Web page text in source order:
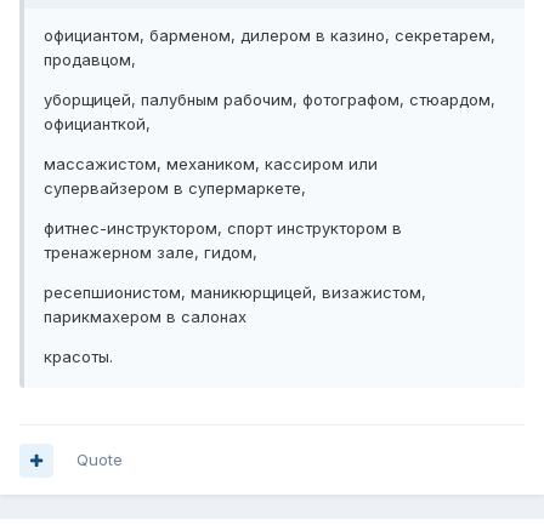
официантом, барменом, дилером в казино, секретарем,
продавцом,
уборщицей, палубным рабочим, фотографом, стюардом,
официанткой,
массажистом, механиком, кассиром или
супервайзером в супермаркете,
фитнес-инструктором, спорт инструктором в
тренажерном зале, гидом,
ресепшионистом, маникюрщицей, визажистом,
парикмахером в салонах
красоты.
Quote